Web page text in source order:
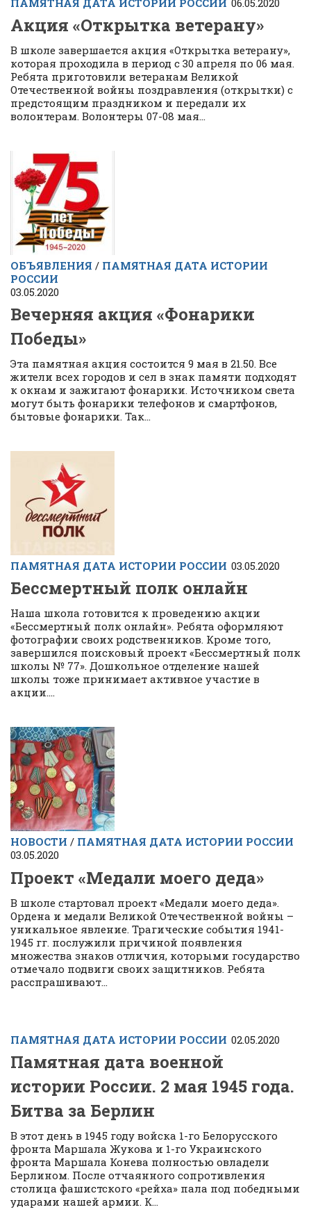
Акция «Открытка ветерану»
В школе завершается акция «Открытка ветерану»,
которая проходила в период с 30 апреля по 06 мая.
Ребята приготовили ветеранам Великой
Отечественной войны поздравления (открытки) с
предстоящим праздником и передали их
волонтерам. Волонтеры 07-08 мая...
ОБЪЯВЛЕНИЯ / ПАМЯТНАЯ ДАТА ИСТОРИИ
РОССИИ
03.05.2020
Вечерняя акция «Фонарики
Победы»
Эта памятная акция состоится 9 мая в 21.50. Все
жители всех городов и сел в знак памяти подходят
к окнам и зажигают фонарики. Источником света
могут быть фонарики телефонов и смартфонов,
бытовые фонарики. Так...
ПАМЯТНАЯ ДАТА ИСТОРИИ РОССИИ 03.05.2020
Бессмертный полк онлайн
Наша школа готовится к проведению акции
«Бессмертный полк онлайн». Ребята оформляют
фотографии своих родственников. Кроме того,
завершился поисковый проект «Бессмертный полк
школы № 77». Дошкольное отделение нашей
школы тоже принимает активное участие в
акции....
НОВОСТИ / ПАМЯТНАЯ ДАТА ИСТОРИИ РОССИИ
03.05.2020
Проект «Медали моего деда»
В школе стартовал проект «Медали моего деда».
Ордена и медали Великой Отечественной войны –
уникальное явление. Трагические события 1941-
1945 гг. послужили причиной появления
множества знаков отличия, которыми государство
отмечало подвиги своих защитников. Ребята
расспрашивают...
ПАМЯТНАЯ ДАТА ИСТОРИИ РОССИИ 02.05.2020
Памятная дата военной
истории России. 2 мая 1945 года.
Битва за Берлин
В этот день в 1945 году войска 1-го Белорусского
фронта Маршала Жукова и 1-го Украинского
фронта Маршала Конева полностью овладели
Берлином. После отчаянного сопротивления
столица фашистского «рейха» пала под победными
ударами нашей армии. К...